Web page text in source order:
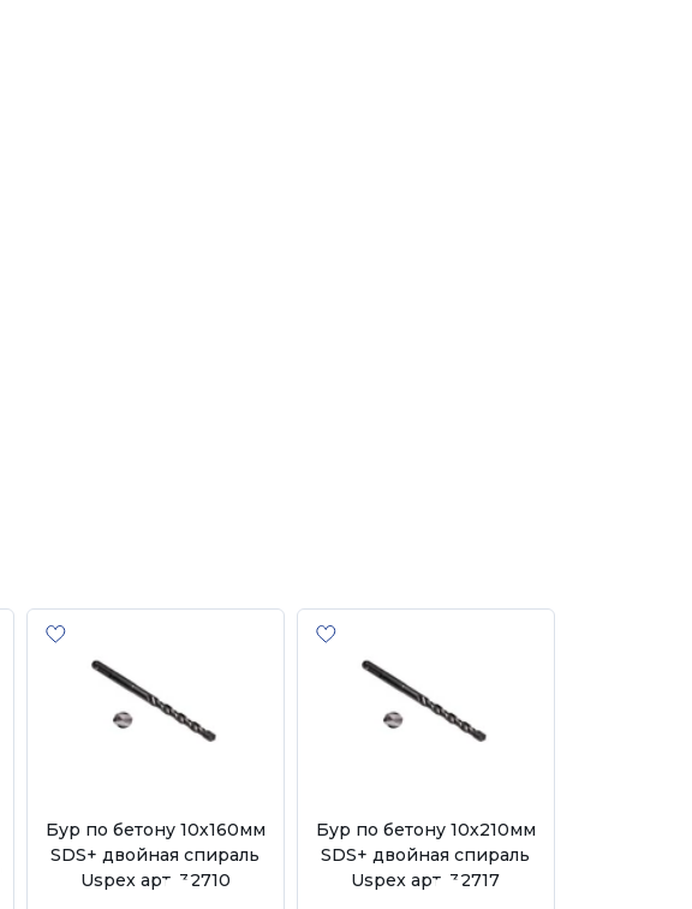
Бур по бетону 10х160мм
SDS+ двойная спираль
Uspex арт. 32710
Бур по бетону 10х210мм
SDS+ двойная спираль
Uspex арт. 32717